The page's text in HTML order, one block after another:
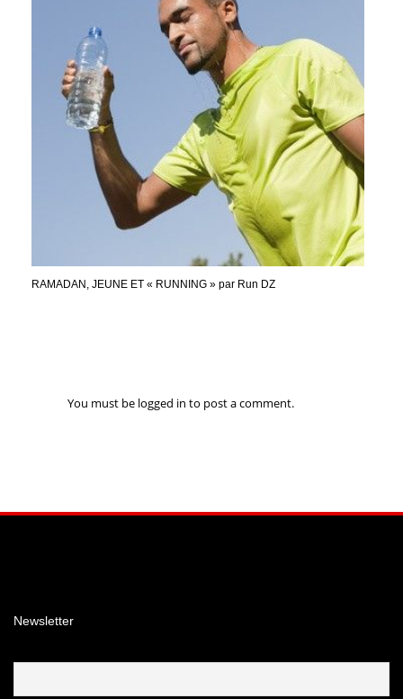
RAMADAN, JEUNE ET « RUNNING » par Run DZ
You must be logged in to post a comment.
Newsletter